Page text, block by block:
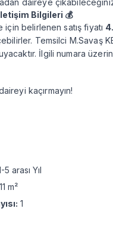
Bilgileri 💰
için belirlenen satış fiyatı
Temsilci M.Savaş
İlgili numara
kaçırmayın!
5 arası Yıl
m²
1